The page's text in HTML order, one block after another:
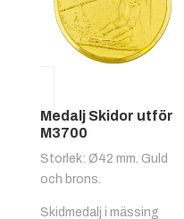
Medalj Skidor utför
M3700
Storlek: Ø42 mm. Guld
och brons.
Skidmedalj i mässing